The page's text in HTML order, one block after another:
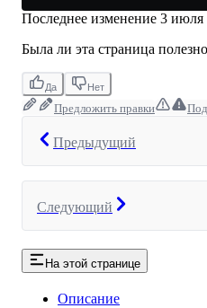
Последнее изменение 3 июля
Была ли эта страница
Да Нет
Предложить правки
Предыдущий
Следующий
На этой странице
Описание